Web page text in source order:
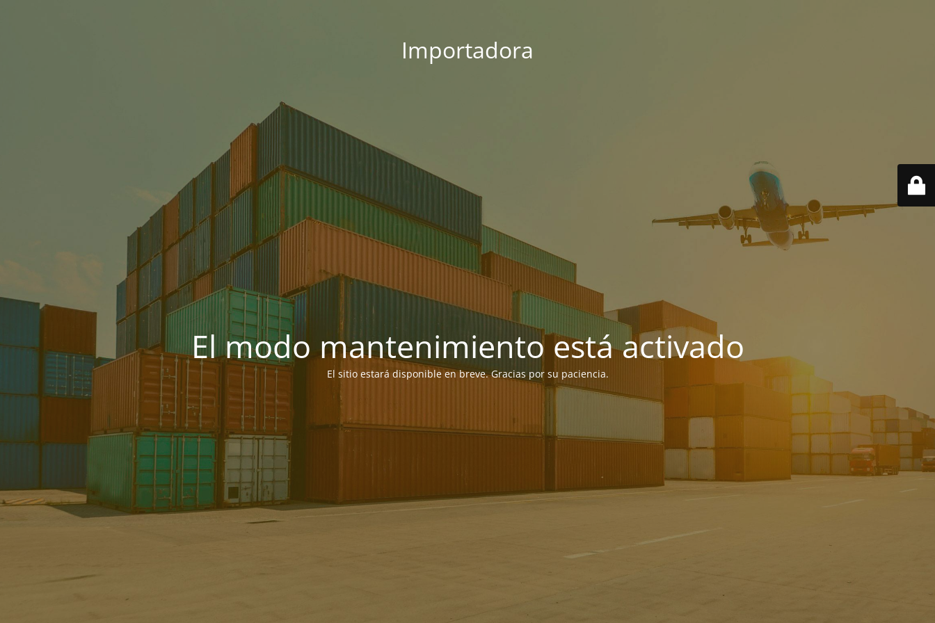
Importadora
El modo mantenimiento está activado
El sitio estará disponible en breve. Gracias por su paciencia.